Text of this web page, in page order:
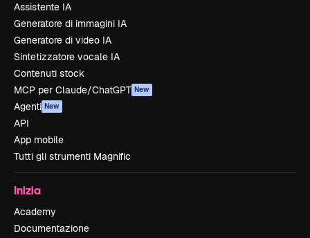
Assistente IA
Generatore di immagini IA
Generatore di video IA
Sintetizzatore vocale IA
Contenuti stock
MCP per Claude/ChatGPT New
Agenti New
API
App mobile
Tutti gli strumenti Magnific
Inizia
Academy
Documentazione